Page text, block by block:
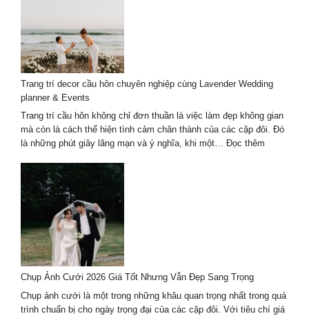
cảnh:
Mẹo
chọn
background
và
ánh
sáng
Trang trí decor cầu hôn chuyên nghiệp cùng Lavender Wedding
planner & Events
Trang trí cầu hôn không chỉ đơn thuần là việc làm đẹp không gian
mà còn là cách thể hiện tình cảm chân thành của các cặp đôi. Đó
là những phút giây lãng mạn và ý nghĩa, khi một… Đọc thêm
planner
&
Chụp Ảnh Cưới 2026 Giá Tốt Nhưng Vẫn Đẹp Sang Trọng
Chụp ảnh cưới là một trong những khâu quan trọng nhất trong quá
trình chuẩn bị cho ngày trọng đại của các cặp đôi. Với tiêu chí giá